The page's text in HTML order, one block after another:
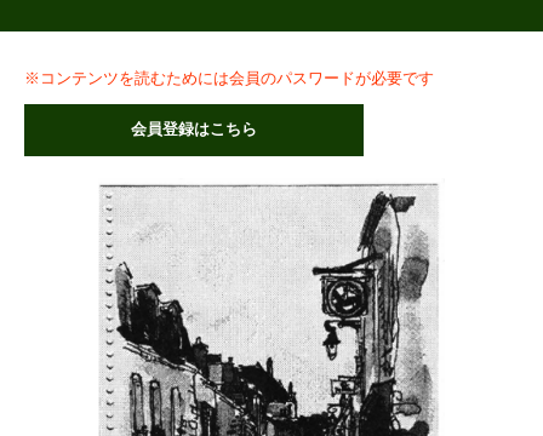
※コンテンツを読むためには会員のパスワードが必要です
会員登録はこちら